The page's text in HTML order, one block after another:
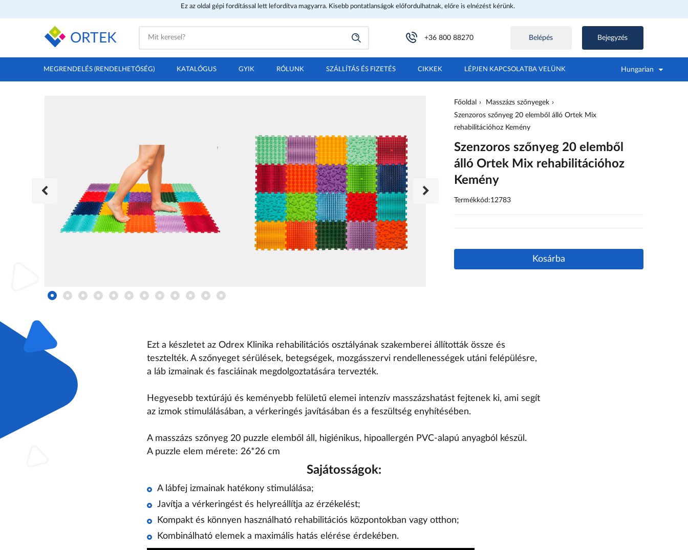
Ez az oldal gépi fordítással lett lefordítva magyarra. Kisebb pontatlanságok előfordulhatnak, előre is elnézést kérünk.
ORTEK +36 800 88270 Belépés Bejegyzés
MEGRENDELÉS (RENDELHETŐSÉG) KATALÓGUS GYIK RÓLUNK SZÁLLÍTÁS ÉS FIZETÉS CIKKEK LÉPJEN KAPCSOLATBA VELÜNK Hungarian
Főoldal
Masszázs szőnyegek
Szenzoros szőnyeg 20 elemből álló Ortek Mix
rehabilitációhoz Kemény
Szenzoros szőnyeg 20 elemből
álló Ortek Mix rehabilitációhoz
Kemény
Termékkód:12783
Kosárba
Ezt a készletet az Odrex Klinika rehabilitációs osztályának szakemberei állították össze és
tesztelték. A szőnyeget sérülések, betegségek, mozgásszervi rendellenességek utáni felépülésre,
a láb izmainak és fasciáinak megdolgoztatására tervezték.
Hegyesebb textúrájú és keményebb felületű elemei intenzív masszázshatást fejtenek ki, ami segít
az izmok stimulálásában, a vérkeringés javításában és a feszültség enyhítésében.
A masszázs szőnyeg 20 puzzle elemből áll, higiénikus, hipoallergén PVC-alapú anyagból készül.
A puzzle elem mérete: 26*26 cm
Sajátosságok:
A lábfej izmainak hatékony stimulálása;
Javítja a vérkeringést és helyreállítja az érzékelést;
Kompakt és könnyen használható rehabilitációs központokban vagy otthon;
Kombinálható elemek a maximális hatás elérése érdekében.